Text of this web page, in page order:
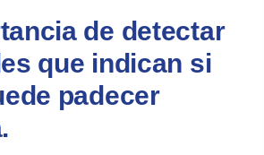
de detectar
que indican si
padecer